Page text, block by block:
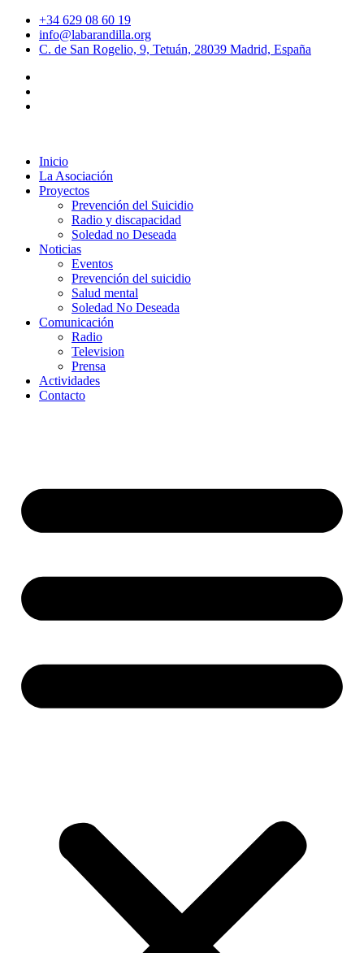
+34 629 08 60 19
info@labarandilla.org
C. de San Rogelio, 9, Tetuán, 28039 Madrid, España
Inicio
La Asociación
Proyectos
Prevención del Suicidio
Radio y discapacidad
Soledad no Deseada
Noticias
Eventos
Prevención del suicidio
Salud mental
Soledad No Deseada
Comunicación
Radio
Television
Prensa
Actividades
Contacto